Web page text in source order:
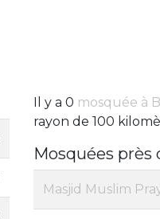
Il y a 0 mosquée à
rayon de 100
Mosquées près
Masjid Muslim